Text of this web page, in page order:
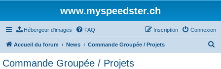
www.myspeedster.ch
Hébergeur d'images FAQ Connexion
Inscription
Accueil du forum News Commande Groupée / Projets
Commande Groupée / Projets